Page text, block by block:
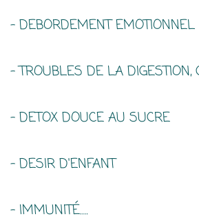
- DEBORDEMENT EMOTIONNEL
- TROUBLES DE LA DIGESTION,
- DETOX DOUCE AU SUCRE
- DESIR D'ENFANT
- IMMUNITÉ….